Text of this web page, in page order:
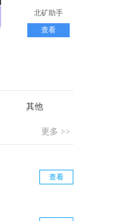
北矿助手
查看
其他
更多 >>
查看